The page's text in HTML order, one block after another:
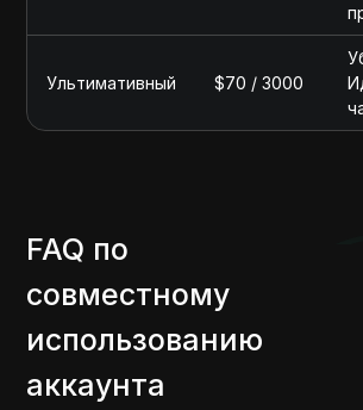
Ультимативный $70 / 3000
FAQ по
совместному
использованию
аккаунта